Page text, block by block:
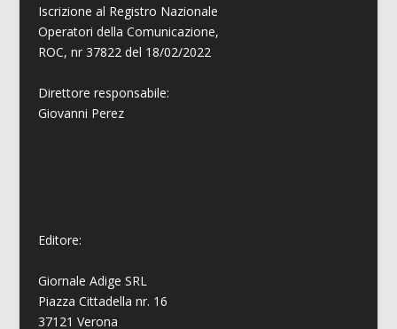
Iscrizione al Registro Nazionale
Operatori della Comunicazione,
ROC, nr 37822 del 18/02/2022
Direttore responsabile:
Giovanni Perez
Editore:
Giornale Adige SRL
Piazza Cittadella nr. 16
37121 Verona